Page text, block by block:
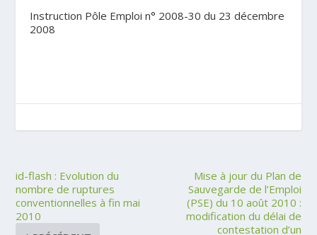
Instruction Pôle Emploi n° 2008-30 du 23 décembre
2008
id-flash : Evolution du
nombre de ruptures
conventionnelles à fin mai
2010
Mise à jour du Plan de
Sauvegarde de l’Emploi
(PSE) du 10 août 2010 :
modification du délai de
contestation d’un